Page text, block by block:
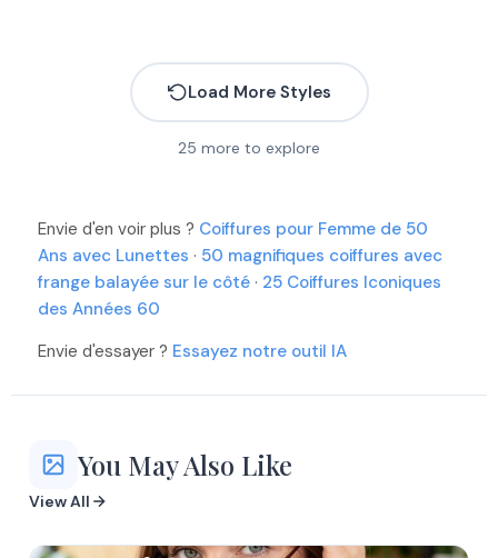
More
More
More
More
More
More
More
More
Load More Styles
25 more to explore
Envie d'en voir plus ? Coiffures pour Femme de 50
Ans avec Lunettes · 50 magnifiques coiffures avec
frange balayée sur le côté · 25 Coiffures Iconiques
des Années 60
Envie d'essayer ? Essayez notre outil IA
You May Also Like
View All